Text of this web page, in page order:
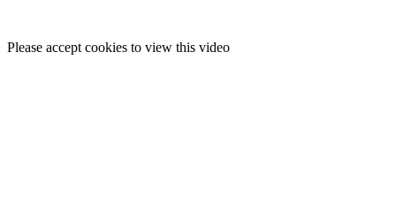
Please accept cookies to view this video